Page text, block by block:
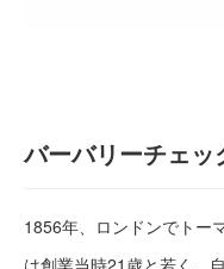
バーバリーチェ
1856年、ロンドンでトー
は創業当時21歳と若く、